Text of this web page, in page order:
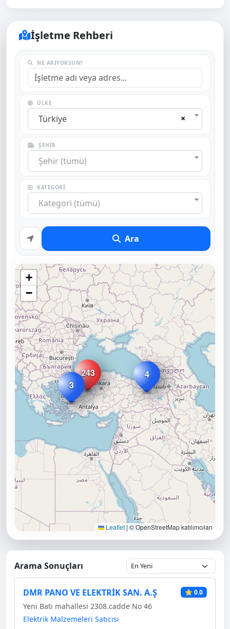
İşletme Rehberi
NE ARIYORSUN?
ÜLKE
×
Türkiye
ŞEHIR
Şehir (tümü)
KATEGORI
Kategori (tümü)
Ara
4
3
243
+
−
Leaflet | © OpenStreetMap katılımcıları
Arama Sonuçları
DMR PANO VE ELEKTRİK SAN. A.Ş ⭐ 0.0
Yeni Batı mahallesi 2308.cadde No 46
Elektrik Malzemeleri Satıcısı